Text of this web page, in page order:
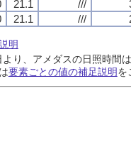
21.1 ///
21.1 ///
明
り、アメダスの日照時間
要素ごとの値の補足説明を